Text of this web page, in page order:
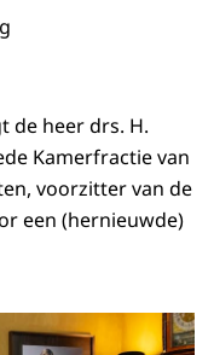
de heer drs. H.
Kamerfractie van
voorzitter van de
een (hernieuwde)
CDA